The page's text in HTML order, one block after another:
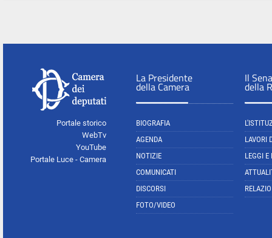
Portale storico
WebTv
YouTube
Portale Luce - Camera
La Presidente
della Camera
BIOGRAFIA
AGENDA
NOTIZIE
COMUNICATI
DISCORSI
FOTO/VIDEO
Il
della
LAVORI
LEGGI E